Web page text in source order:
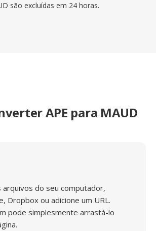
são excluídas em 24 horas.
APE para MAUD
arquivos do seu computador,
Dropbox ou adicione um URL.
pode simplesmente arrastá-lo